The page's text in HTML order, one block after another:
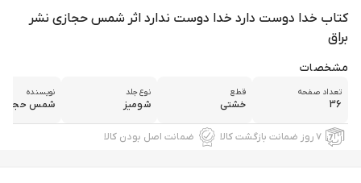
کتاب خدا دوست دارد خدا دوست ندارد اثر شمس حجازی نشر
براق
مشخصات
تعداد صفحه
36
قطع
خشتی
نوع جلد
شومیز
نویسنده
شمس حجازي
۷ روز ضمانت بازگشت کالا ضمانت اصل بودن کالا